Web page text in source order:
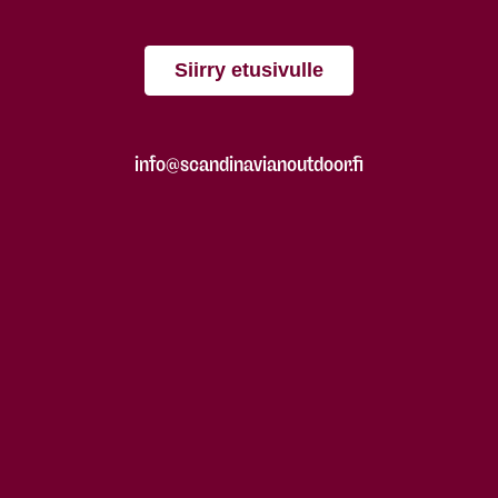
Siirry etusivulle
info@scandinavianoutdoor.fi